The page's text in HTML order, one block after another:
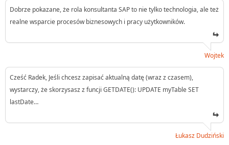
Dobrze pokazane, że rola konsultanta SAP to nie tylko technologia, ale też
realne wsparcie procesów biznesowych i pracy użytkowników.
Wojtek
Cześć Radek, Jeśli chcesz zapisać aktualną datę (wraz z czasem),
wystarczy, że skorzysasz z funcji GETDATE(): UPDATE myTable SET
lastDate…
Łukasz Dudziński